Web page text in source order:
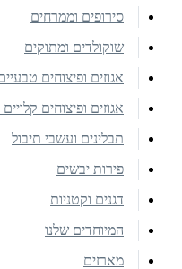
סירופים וממרחים
שוקולדים ומתוקים
אגוזים ופיצוחים
אגוזים ופיצוחים
תבלינים ועשבי תיבול
פירות יבשים
דגנים וקטניות
המיוחדים שלנו
מארזים